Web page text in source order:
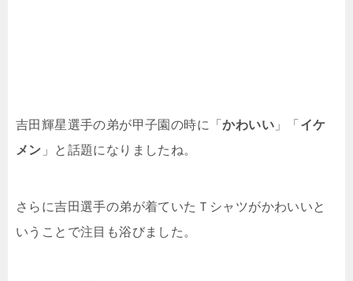
吉田輝星選手の弟が甲子園の時に「かわいい 」「 イケ
メン 」と話題になりましたね。
さらに吉田選手の弟が着ていたＴシャツがかわいいと
いうことで注目も浴びました。